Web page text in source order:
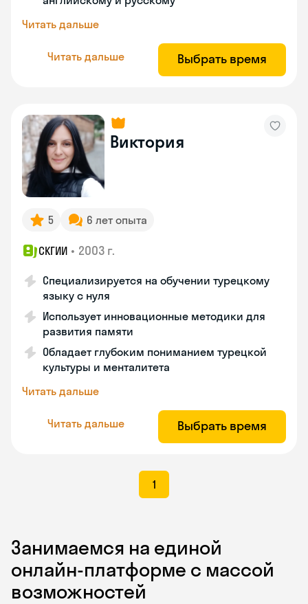
Читать дальше
Читать дальше Выбрать время
Виктория
5 6 лет опыта
СКГИИ • 2003 г.
Специализируется на обучении турецкому
языку с нуля
Использует инновационные методики для
развития памяти
Обладает глубоким пониманием турецкой
культуры и менталитета
Читать дальше
Читать дальше Выбрать время
1
Занимаемся на единой
онлайн-платформе с массой
возможностей